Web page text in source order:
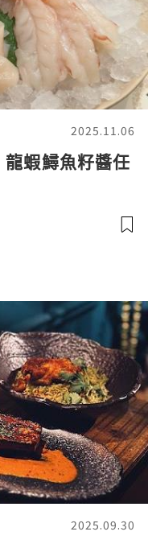
2025.11.06
蝦鱘魚籽醬任
2025.09.30